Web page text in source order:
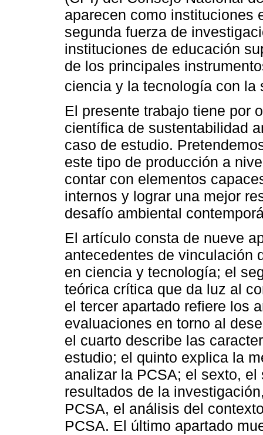
aparecen como instituciones
segunda fuerza de
instituciones de educación
de los principales
ciencia y la tecnología con la
El presente trabajo tiene por
científica de sustentabilidad
caso de estudio.
este tipo de producción a
contar con elementos
internos y lograr una mejor
desafío ambiental
El artículo consta de nueve
antecedentes de vinculación
en ciencia y tecnología; el
teórica crítica que da luz al
el tercer apartado refiere los
evaluaciones en torno al
el cuarto describe las
estudio; el quinto explica la
analizar la PCSA; el sexto,
resultados de la
PCSA, el análisis del
PCSA. El último apartado